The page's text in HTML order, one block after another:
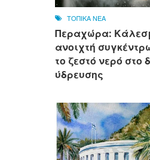
ΤΟΠΙΚΑ ΝΕΑ
Περαχώρα:
ανοιχτή
το ζεστό νερό στο
ύδρευσης